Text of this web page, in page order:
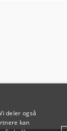
deler også
kan